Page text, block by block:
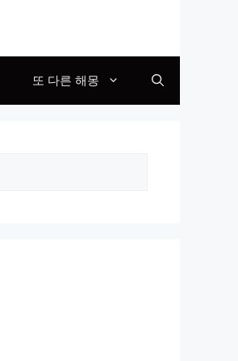
또 다른 해몽